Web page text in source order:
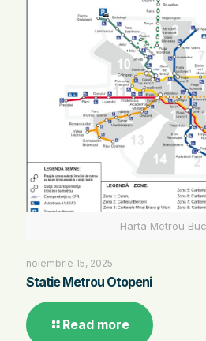
Harta Metrou
noiembrie 15, 2025
Statie Metrou Otopeni
Read more